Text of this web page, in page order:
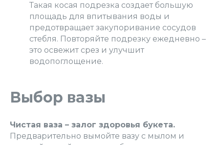
Такая косая подрезка создает большую
площадь для впитывания воды и
предотвращает закупоривание сосудов
стебля. Повторяйте подрезку ежедневно –
это освежит срез и улучшит
водопоглощение.
Выбор вазы
Чистая ваза – залог здоровья букета.
Предварительно вымойте вазу с мылом и